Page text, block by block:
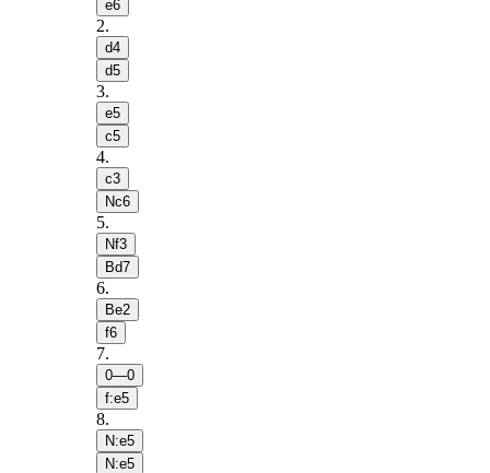
e6
2.
d4
d5
3.
e5
c5
4.
c3
Nc6
5.
Nf3
Bd7
6.
Be2
f6
7.
0—0
f:e5
8.
N:e5
N:e5